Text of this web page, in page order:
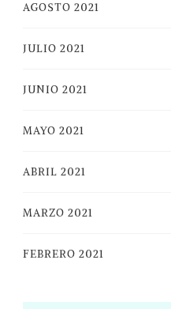
AGOSTO 2021
JULIO 2021
JUNIO 2021
MAYO 2021
ABRIL 2021
MARZO 2021
FEBRERO 2021